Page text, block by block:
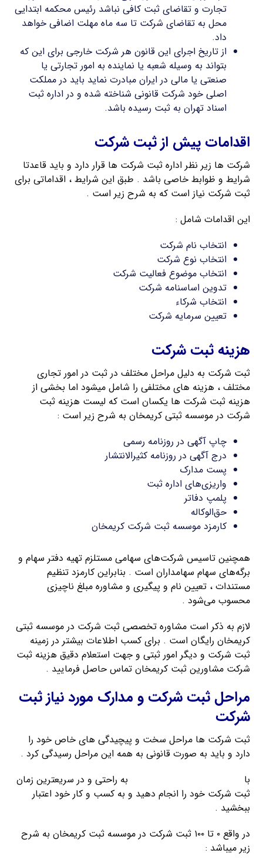
تجارت و تقاضای ثبت کافی نباشد رئیس محکمه ابتدایی
محل به تقاضای شرکت تا سه ماه مهلت اضافی خواهد
داد.
از تاریخ اجرای این قانون هر شرکت خارجی برای این که
بتواند به وسیله شعبه یا نماینده به امور تجارتی یا
صنعتی یا مالی در ایران مبادرت نماید باید در مملکت
اصلی خود شرکت قانونی شناخته شده و در اداره ثبت
اسناد تهران به ثبت رسیده باشد.
اقدامات پیش از ثبت شرکت
شرکت ها زیر نظر اداره ثبت شرکت ها قرار دارد و باید قاعدتا
شرایط و ظوابط خاصی باشد . طبق این شرایط ، اقداماتی برای
ثبت شرکت نیاز است که به شرح زیر است .
این اقدامات شامل :
انتخاب نام شرکت
انتخاب نوع شرکت
انتخاب موضوع فعالیت شرکت
تدوین اساسنامه شرکت
انتخاب شرکاء
تعیین سرمایه شرکت
هزینه ثبت شرکت
ثبت شرکت به دلیل مراحل مختلف در ثبت در امور تجاری
مختلف ، هزینه های مختلفی را شامل میشود اما بخشی از
هزینه ثبت شرکت ها یکسان است که لیست هزینه ثبت
شرکت در موسسه ثبتی کریمخان به شرح زیر است :
چاپ آگهی در روزنامه رسمی
درج آگهی در روزنامه کثیرالانتشار
پست مدارک
واریزی‌های اداره ثبت
پلمپ دفاتر
حق‌الوکاله
کارمزد موسسه ثبت شرکت کریمخان
همچنین تاسیس شرکت‌های سهامی مستلزم تهیه دفتر سهام و
برگه‌های سهام سهامداران است . بنابراین کارمزد تنظیم
مستندات ، تعیین نام و پیگیری و مشاوره مبلغ ناچیزی
محسوب می‌شود .
لازم به ذکر است مشاوره تخصصی ثبت شرکت در موسسه ثبتی
کریمخان رایگان است . برای کسب اطلاعات بیشتر در زمینه
ثبت شرکت و دیگر امور ثبتی و جهت استعلام دقیق هزینه ثبت
شرکت مشاورین ثبت کریمخان تماس حاصل فرمایید .
مراحل ثبت شرکت و مدارک مورد نیاز ثبت
شرکت
ثبت شرکت ها مراحل سخت و پیچیدگی های خاص خود را
دارد و باید به صورت قانونی به همه این مراحل رسیدگی کرد .
با
به راحتی و در سریعترین زمان
ثبت شرکت خود را انجام دهید و به کسب و کار خود اعتبار
ببخشید .
در واقع ۰ تا ۱۰۰ ثبت شرکت در موسسه ثبت کریمخان به شرح
زیر میباشد :